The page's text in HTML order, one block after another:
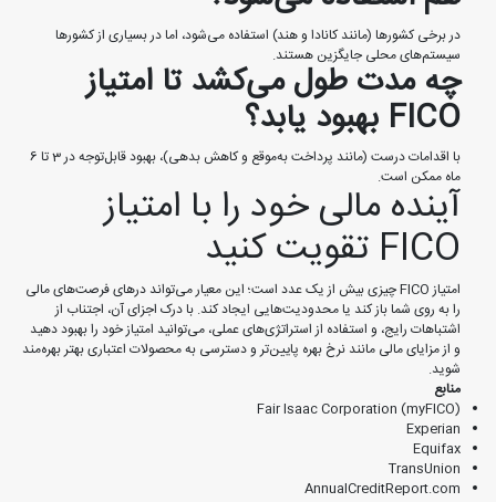
در برخی کشورها (مانند کانادا و هند) استفاده می‌شود، اما در بسیاری از کشورها
سیستم‌های محلی جایگزین هستند.
چه مدت طول می‌کشد تا امتیاز
FICO بهبود یابد؟
با اقدامات درست (مانند پرداخت به‌موقع و کاهش بدهی)، بهبود قابل‌توجه در 3 تا 6
ماه ممکن است.
آینده مالی خود را با امتیاز
FICO تقویت کنید
امتیاز FICO چیزی بیش از یک عدد است؛ این معیار می‌تواند درهای فرصت‌های مالی
را به روی شما باز کند یا محدودیت‌هایی ایجاد کند. با درک اجزای آن، اجتناب از
اشتباهات رایج، و استفاده از استراتژی‌های عملی، می‌توانید امتیاز خود را بهبود دهید
و از مزایای مالی مانند نرخ بهره پایین‌تر و دسترسی به محصولات اعتباری بهتر بهره‌مند
شوید.
منابع
Fair Isaac Corporation (myFICO)
Experian
Equifax
TransUnion
AnnualCreditReport.com